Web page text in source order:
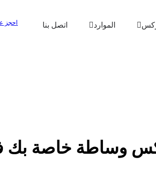
الموارد اتصل بنا احجز
بك في عام 2026؟